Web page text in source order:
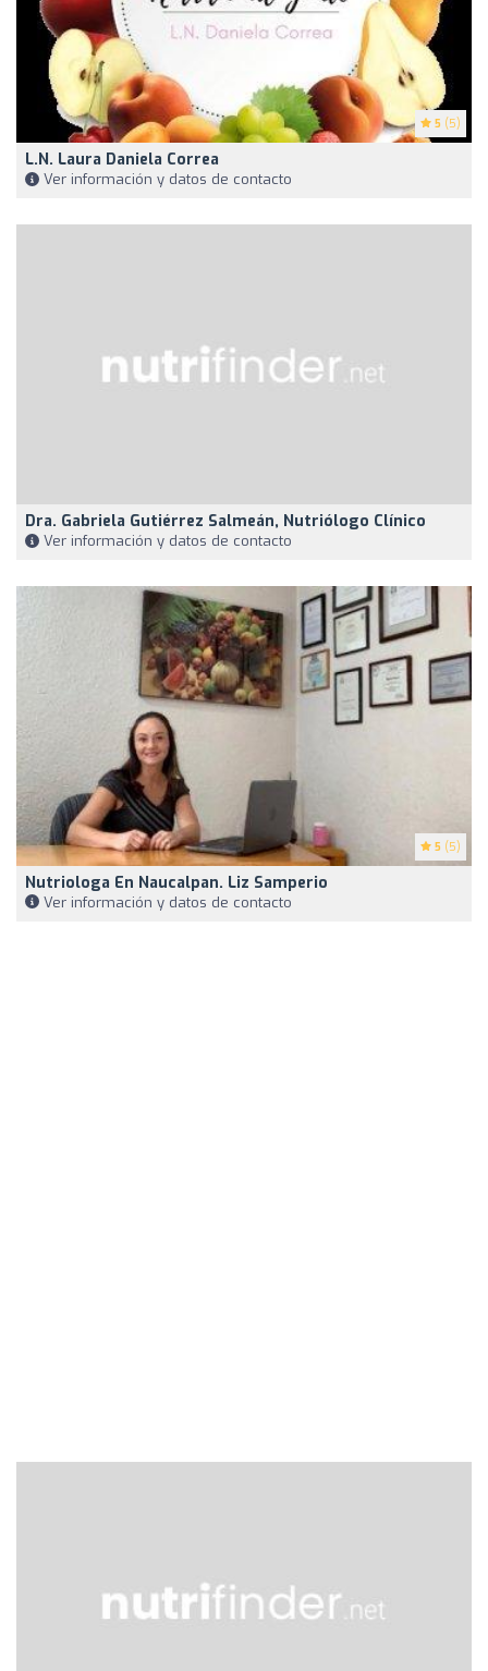
5 (5)
L.N. Laura Daniela Correa
Ver información y datos de contacto
Dra. Gabriela Gutiérrez Salmeán, Nutriólogo Clínico
Ver información y datos de contacto
5 (5)
Nutriologa En Naucalpan. Liz Samperio
Ver información y datos de contacto